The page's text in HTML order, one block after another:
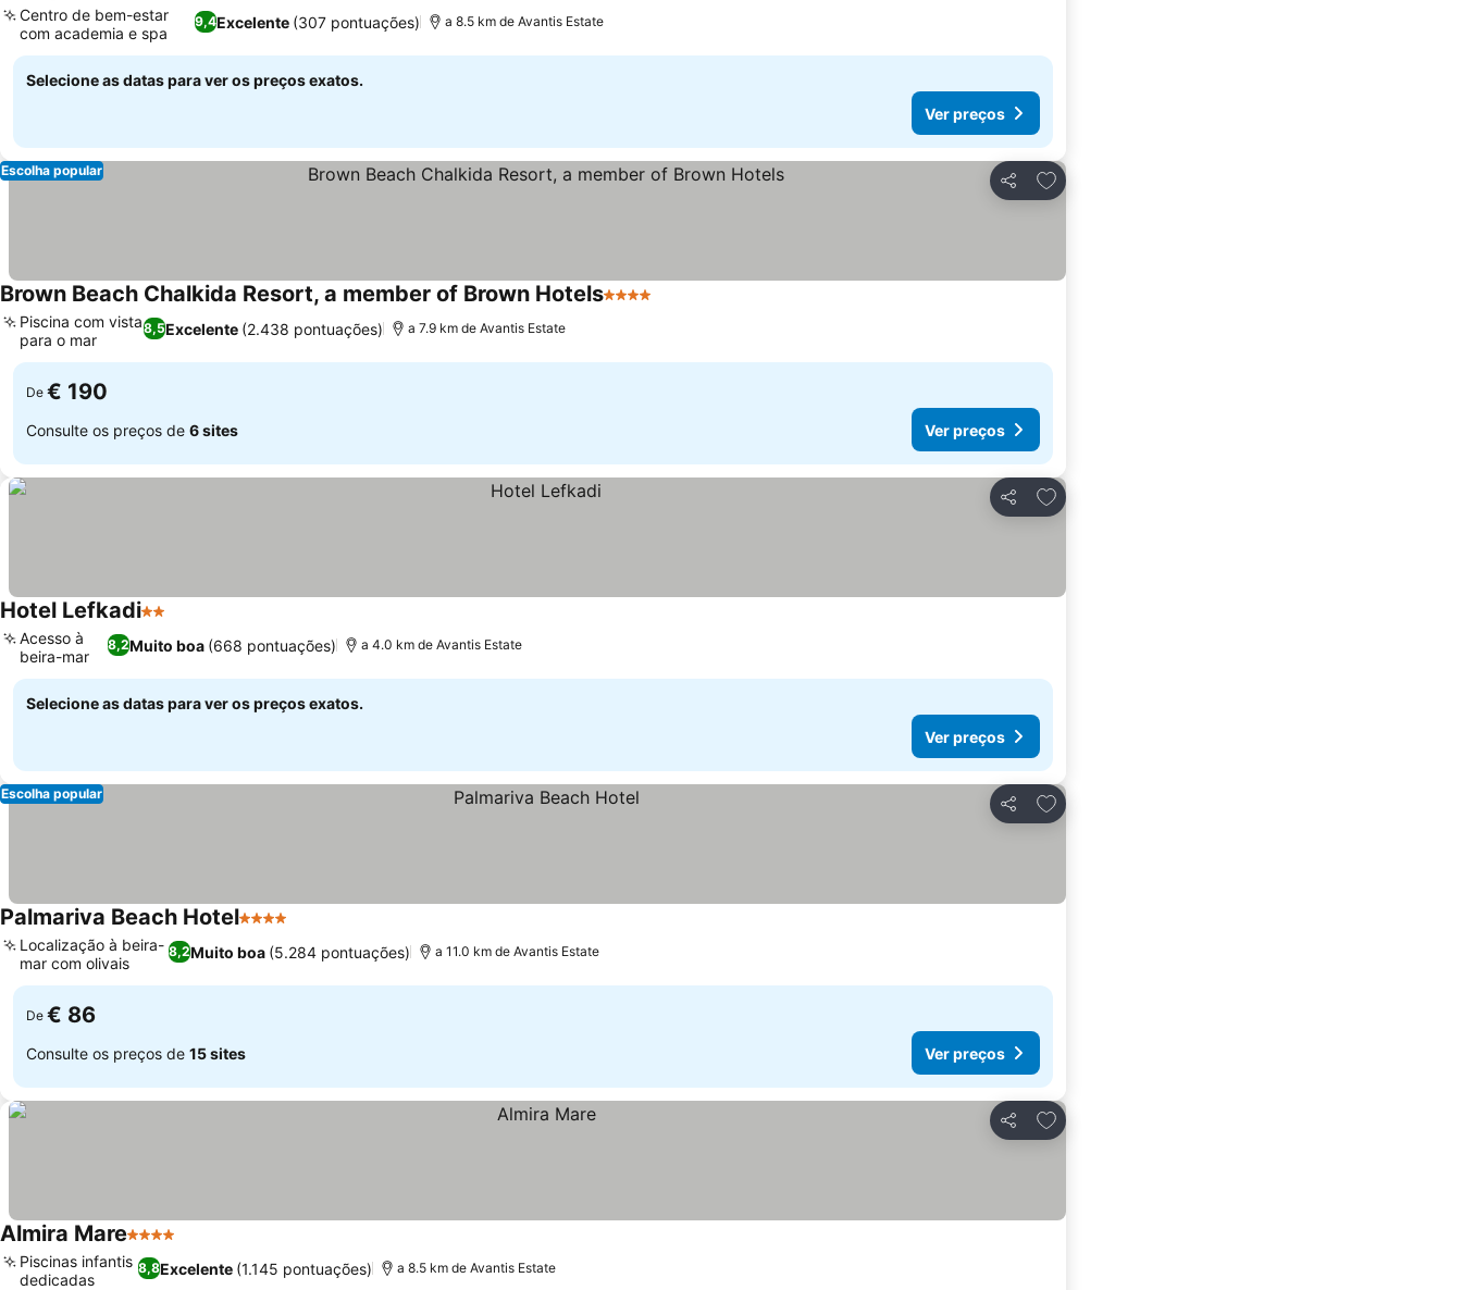
9,4Excelente (307 pontuações)
Centro de bem-estar
com academia e spa
a 8.5 km de Avantis Estate
Selecione as datas para ver os preços exatos.
Ver preços
Partilhar
Adicionar aos favoritos
Escolha popular
Brown Beach Chalkida Resort, a member of Brown Hotels4 Estrelas
8,5Excelente (2.438 pontuações)
Piscina com vista
para o mar
a 7.9 km de Avantis Estate
De € 190
Consulte os preços de 6 sites Ver preços
Partilhar
Adicionar aos favoritos
Hotel Lefkadi2 Estrelas
8,2Muito boa (668 pontuações)
Acesso à
beira-mar
a 4.0 km de Avantis Estate
Selecione as datas para ver os preços exatos.
Ver preços
Partilhar
Adicionar aos favoritos
Escolha popular
Palmariva Beach Hotel4 Estrelas
8,2Muito boa (5.284 pontuações)
Localização à beira-
mar com olivais
a 11.0 km de Avantis Estate
De € 86
Consulte os preços de 15 sites Ver preços
Partilhar
Adicionar aos favoritos
Almira Mare4 Estrelas
8,8Excelente (1.145 pontuações)
Piscinas infantis
dedicadas
a 8.5 km de Avantis Estate